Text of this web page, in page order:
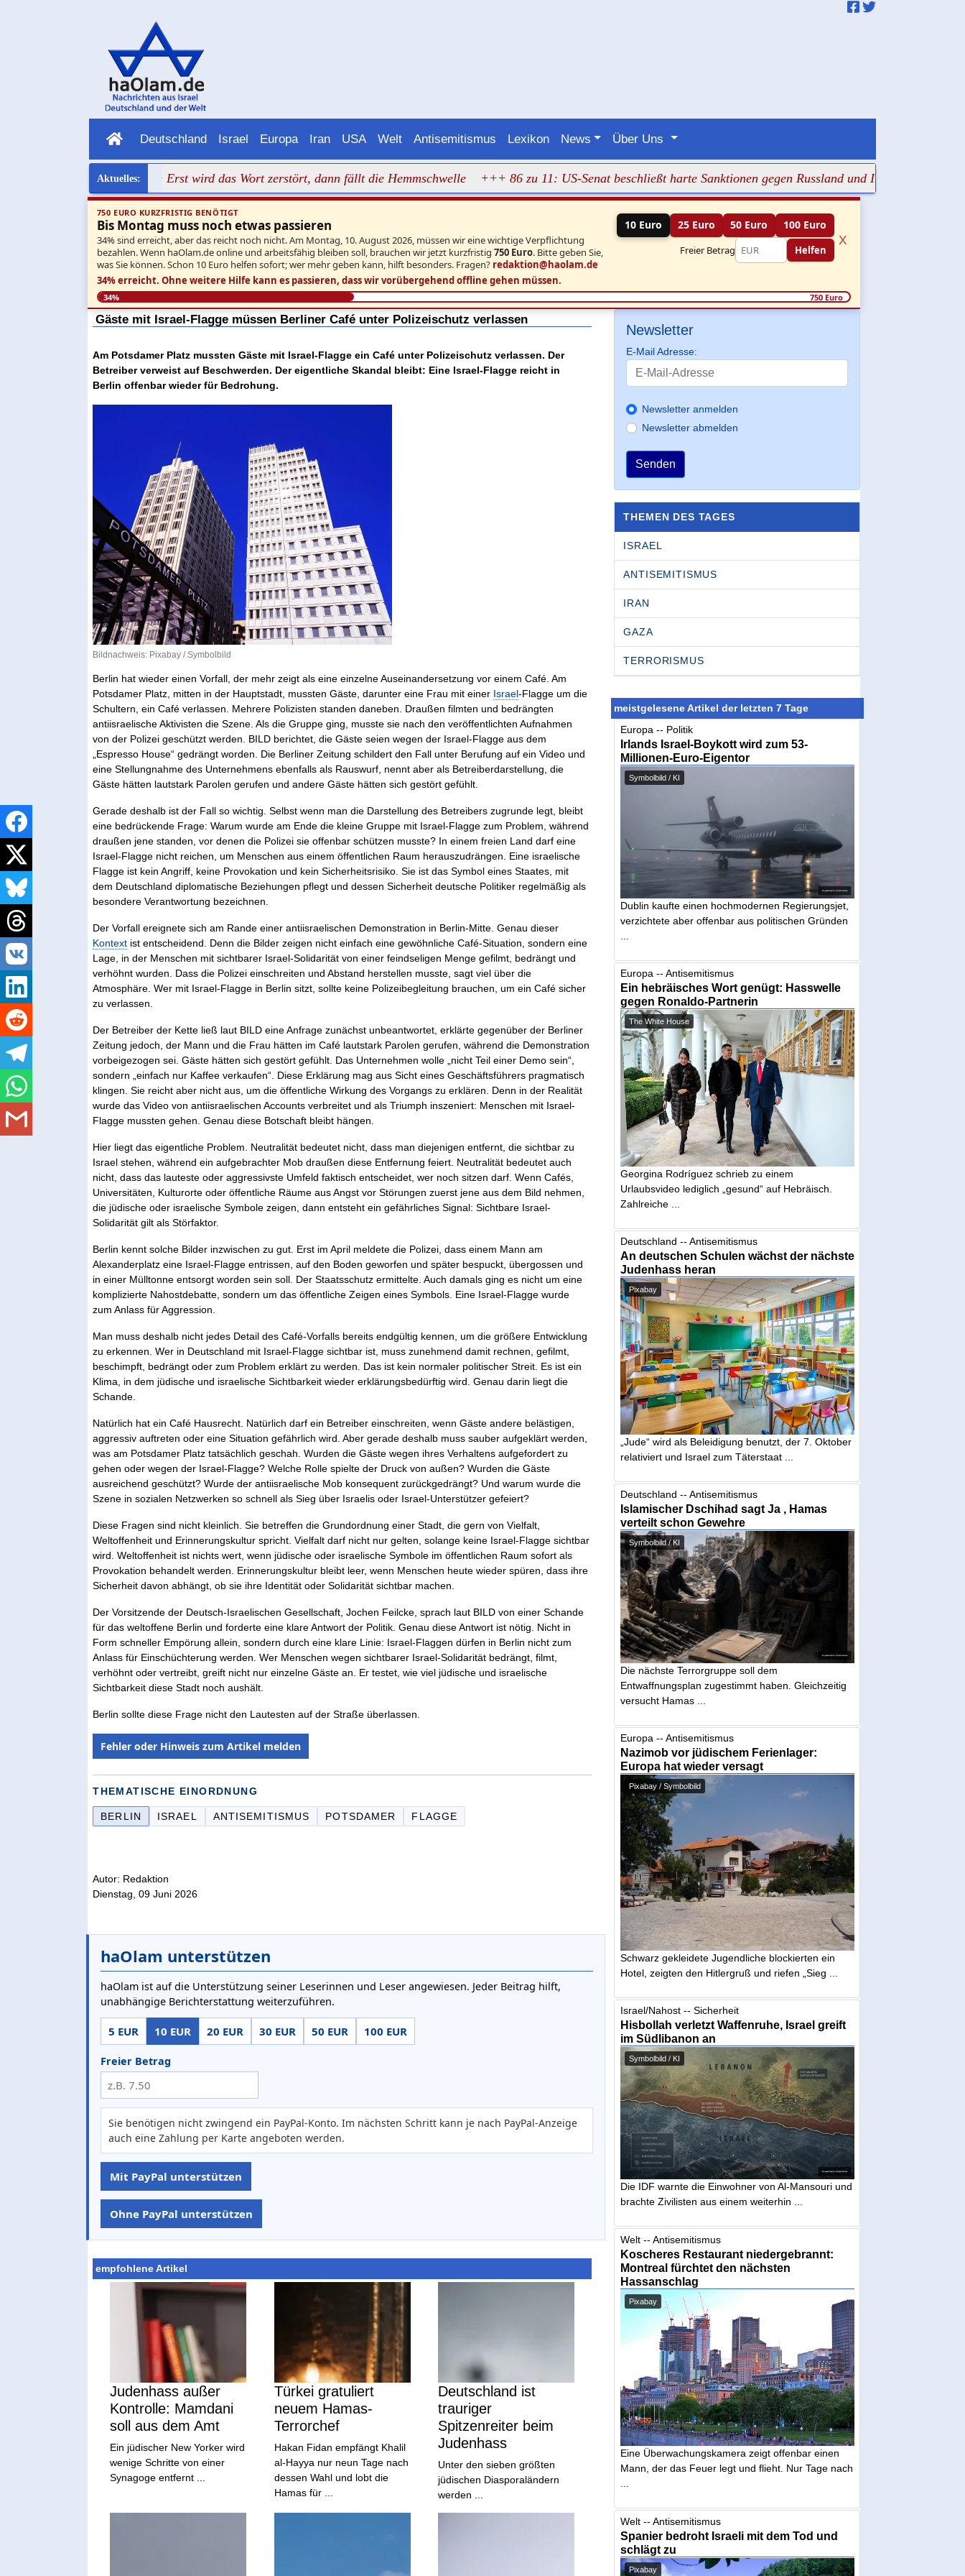
Deutschland Israel Europa Iran USA Welt Antisemitismus Lexikon News Über Uns
+++ Erst wird das Wort zerstört, dann fällt die Hemmschwelle +++ 86 zu 11: US-Senat beschließt harte Sanktionen gegen Russland und Iran +++ Kanadas
750 EURO KURZFRISTIG BENÖTIGT
Bis Montag muss noch etwas passieren
34% sind erreicht, aber das reicht noch nicht. Am Montag, 10. August 2026, müssen wir eine wichtige Verpflichtung
bezahlen. Wenn haOlam.de online und arbeitsfähig bleiben soll, brauchen wir jetzt kurzfristig 750 Euro. Bitte geben Sie,
was Sie können. Schon 10 Euro helfen sofort; wer mehr geben kann, hilft besonders. Fragen? redaktion@haolam.de
10 Euro 25 Euro 50 Euro 100 Euro
Freier Betrag Helfen
x
34% erreicht. Ohne weitere Hilfe kann es passieren, dass wir vorübergehend offline gehen müssen.
34% 750 Euro
Gäste mit Israel-Flagge müssen Berliner Café unter Polizeischutz verlassen
Am Potsdamer Platz mussten Gäste mit Israel-Flagge ein Café unter Polizeischutz verlassen. Der
Betreiber verweist auf Beschwerden. Der eigentliche Skandal bleibt: Eine Israel-Flagge reicht in
Berlin offenbar wieder für Bedrohung.
Bildnachweis: Pixabay / Symbolbild
Berlin hat wieder einen Vorfall, der mehr zeigt als eine einzelne Auseinandersetzung vor einem Café. Am
Potsdamer Platz, mitten in der Hauptstadt, mussten Gäste, darunter eine Frau mit einer Israel-Flagge um die
Schultern, ein Café verlassen. Mehrere Polizisten standen daneben. Draußen filmten und bedrängten
antiisraelische Aktivisten die Szene. Als die Gruppe ging, musste sie nach den veröffentlichten Aufnahmen
von der Polizei geschützt werden. BILD berichtet, die Gäste seien wegen der Israel-Flagge aus dem
„Espresso House“ gedrängt worden. Die Berliner Zeitung schildert den Fall unter Berufung auf ein Video und
eine Stellungnahme des Unternehmens ebenfalls als Rauswurf, nennt aber als Betreiberdarstellung, die
Gäste hätten lautstark Parolen gerufen und andere Gäste hätten sich gestört gefühlt.
Gerade deshalb ist der Fall so wichtig. Selbst wenn man die Darstellung des Betreibers zugrunde legt, bleibt
eine bedrückende Frage: Warum wurde am Ende die kleine Gruppe mit Israel-Flagge zum Problem, während
draußen jene standen, vor denen die Polizei sie offenbar schützen musste? In einem freien Land darf eine
Israel-Flagge nicht reichen, um Menschen aus einem öffentlichen Raum herauszudrängen. Eine israelische
Flagge ist kein Angriff, keine Provokation und kein Sicherheitsrisiko. Sie ist das Symbol eines Staates, mit
dem Deutschland diplomatische Beziehungen pflegt und dessen Sicherheit deutsche Politiker regelmäßig als
besondere Verantwortung bezeichnen.
Der Vorfall ereignete sich am Rande einer antiisraelischen Demonstration in Berlin-Mitte. Genau dieser
Kontext ist entscheidend. Denn die Bilder zeigen nicht einfach eine gewöhnliche Café-Situation, sondern eine
Lage, in der Menschen mit sichtbarer Israel-Solidarität von einer feindseligen Menge gefilmt, bedrängt und
verhöhnt wurden. Dass die Polizei einschreiten und Abstand herstellen musste, sagt viel über die
Atmosphäre. Wer mit Israel-Flagge in Berlin sitzt, sollte keine Polizeibegleitung brauchen, um ein Café sicher
zu verlassen.
Der Betreiber der Kette ließ laut BILD eine Anfrage zunächst unbeantwortet, erklärte gegenüber der Berliner
Zeitung jedoch, der Mann und die Frau hätten im Café lautstark Parolen gerufen, während die Demonstration
vorbeigezogen sei. Gäste hätten sich gestört gefühlt. Das Unternehmen wolle „nicht Teil einer Demo sein“,
sondern „einfach nur Kaffee verkaufen“. Diese Erklärung mag aus Sicht eines Geschäftsführers pragmatisch
klingen. Sie reicht aber nicht aus, um die öffentliche Wirkung des Vorgangs zu erklären. Denn in der Realität
wurde das Video von antiisraelischen Accounts verbreitet und als Triumph inszeniert: Menschen mit Israel-
Flagge mussten gehen. Genau diese Botschaft bleibt hängen.
Hier liegt das eigentliche Problem. Neutralität bedeutet nicht, dass man diejenigen entfernt, die sichtbar zu
Israel stehen, während ein aufgebrachter Mob draußen diese Entfernung feiert. Neutralität bedeutet auch
nicht, dass das lauteste oder aggressivste Umfeld faktisch entscheidet, wer noch sitzen darf. Wenn Cafés,
Universitäten, Kulturorte oder öffentliche Räume aus Angst vor Störungen zuerst jene aus dem Bild nehmen,
die jüdische oder israelische Symbole zeigen, dann entsteht ein gefährliches Signal: Sichtbare Israel-
Solidarität gilt als Störfaktor.
Berlin kennt solche Bilder inzwischen zu gut. Erst im April meldete die Polizei, dass einem Mann am
Alexanderplatz eine Israel-Flagge entrissen, auf den Boden geworfen und später bespuckt, übergossen und
in einer Mülltonne entsorgt worden sein soll. Der Staatsschutz ermittelte. Auch damals ging es nicht um eine
komplizierte Nahostdebatte, sondern um das öffentliche Zeigen eines Symbols. Eine Israel-Flagge wurde
zum Anlass für Aggression.
Man muss deshalb nicht jedes Detail des Café-Vorfalls bereits endgültig kennen, um die größere Entwicklung
zu erkennen. Wer in Deutschland mit Israel-Flagge sichtbar ist, muss zunehmend damit rechnen, gefilmt,
beschimpft, bedrängt oder zum Problem erklärt zu werden. Das ist kein normaler politischer Streit. Es ist ein
Klima, in dem jüdische und israelische Sichtbarkeit wieder erklärungsbedürftig wird. Genau darin liegt die
Schande.
Natürlich hat ein Café Hausrecht. Natürlich darf ein Betreiber einschreiten, wenn Gäste andere belästigen,
aggressiv auftreten oder eine Situation gefährlich wird. Aber gerade deshalb muss sauber aufgeklärt werden,
was am Potsdamer Platz tatsächlich geschah. Wurden die Gäste wegen ihres Verhaltens aufgefordert zu
gehen oder wegen der Israel-Flagge? Welche Rolle spielte der Druck von außen? Wurden die Gäste
ausreichend geschützt? Wurde der antiisraelische Mob konsequent zurückgedrängt? Und warum wurde die
Szene in sozialen Netzwerken so schnell als Sieg über Israelis oder Israel-Unterstützer gefeiert?
Diese Fragen sind nicht kleinlich. Sie betreffen die Grundordnung einer Stadt, die gern von Vielfalt,
Weltoffenheit und Erinnerungskultur spricht. Vielfalt darf nicht nur gelten, solange keine Israel-Flagge sichtbar
wird. Weltoffenheit ist nichts wert, wenn jüdische oder israelische Symbole im öffentlichen Raum sofort als
Provokation behandelt werden. Erinnerungskultur bleibt leer, wenn Menschen heute wieder spüren, dass ihre
Sicherheit davon abhängt, ob sie ihre Identität oder Solidarität sichtbar machen.
Der Vorsitzende der Deutsch-Israelischen Gesellschaft, Jochen Feilcke, sprach laut BILD von einer Schande
für das weltoffene Berlin und forderte eine klare Antwort der Politik. Genau diese Antwort ist nötig. Nicht in
Form schneller Empörung allein, sondern durch eine klare Linie: Israel-Flaggen dürfen in Berlin nicht zum
Anlass für Einschüchterung werden. Wer Menschen wegen sichtbarer Israel-Solidarität bedrängt, filmt,
verhöhnt oder vertreibt, greift nicht nur einzelne Gäste an. Er testet, wie viel jüdische und israelische
Sichtbarkeit diese Stadt noch aushält.
Berlin sollte diese Frage nicht den Lautesten auf der Straße überlassen.
Fehler oder Hinweis zum Artikel melden
THEMATISCHE EINORDNUNG
BERLIN ISRAEL ANTISEMITISMUS POTSDAMER FLAGGE
Autor: Redaktion
Dienstag, 09 Juni 2026
haOlam unterstützen
haOlam ist auf die Unterstützung seiner Leserinnen und Leser angewiesen. Jeder Beitrag hilft,
unabhängige Berichterstattung weiterzuführen.
5 EUR 10 EUR 20 EUR 30 EUR 50 EUR 100 EUR
Freier Betrag
Sie benötigen nicht zwingend ein PayPal-Konto. Im nächsten Schritt kann je nach PayPal-Anzeige
auch eine Zahlung per Karte angeboten werden.
Mit PayPal unterstützen
Ohne PayPal unterstützen
empfohlene Artikel
Judenhass außer
Kontrolle: Mamdani
soll aus dem Amt
Ein jüdischer New Yorker wird
wenige Schritte von einer
Synagoge entfernt ...
Türkei gratuliert
neuem Hamas-
Terrorchef
Hakan Fidan empfängt Khalil
al-Hayya nur neun Tage nach
dessen Wahl und lobt die
Hamas für ...
Deutschland ist
trauriger
Spitzenreiter beim
Judenhass
Unter den sieben größten
jüdischen Diasporaländern
werden ...
Newsletter
E-Mail Adresse:
Newsletter anmelden
Newsletter abmelden
Senden
THEMEN DES TAGES
ISRAEL
ANTISEMITISMUS
IRAN
GAZA
TERRORISMUS
meistgelesene Artikel der letzten 7 Tage
Europa -- Politik
Irlands Israel-Boykott wird zum 53-
Millionen-Euro-Eigentor
Symbolbild / KI
Dublin kaufte einen hochmodernen Regierungsjet,
verzichtete aber offenbar aus politischen Gründen
Europa -- Antisemitismus
Ein hebräisches Wort genügt: Hasswelle
gegen Ronaldo-Partnerin
The White House
Georgina Rodríguez schrieb zu einem
Urlaubsvideo lediglich „gesund“ auf Hebräisch.
Zahlreiche ...
Deutschland -- Antisemitismus
An deutschen Schulen wächst der nächste
Judenhass heran
Pixabay
„Jude“ wird als Beleidigung benutzt, der 7. Oktober
relativiert und Israel zum Täterstaat ...
Deutschland -- Antisemitismus
Islamischer Dschihad sagt Ja , Hamas
verteilt schon Gewehre
Symbolbild / KI
Die nächste Terrorgruppe soll dem
Entwaffnungsplan zugestimmt haben. Gleichzeitig
versucht Hamas ...
Europa -- Antisemitismus
Nazimob vor jüdischem Ferienlager:
Europa hat wieder versagt
Pixabay / Symbolbild
Schwarz gekleidete Jugendliche blockierten ein
Hotel, zeigten den Hitlergruß und riefen „Sieg ...
Israel/Nahost -- Sicherheit
Hisbollah verletzt Waffenruhe, Israel greift
im Südlibanon an
Symbolbild / KI
Die IDF warnte die Einwohner von Al-Mansouri und
brachte Zivilisten aus einem weiterhin ...
Welt -- Antisemitismus
Koscheres Restaurant niedergebrannt:
Montreal fürchtet den nächsten
Hassanschlag
Pixabay
Eine Überwachungskamera zeigt offenbar einen
Mann, der das Feuer legt und flieht. Nur Tage nach
...
Welt -- Antisemitismus
Spanier bedroht Israeli mit dem Tod und
schlägt zu
Pixabay